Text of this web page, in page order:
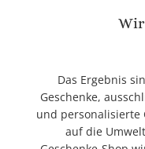
Das Ergebnis
Geschenke,
und personalisierte
auf die